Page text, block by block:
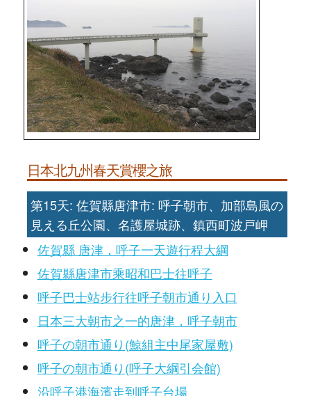
日本北九州春天賞櫻之旅
第15天: 佐賀縣唐津市: 呼子朝市、加部島風の
見える丘公園、名護屋城跡、鎮西町波戸岬
佐賀縣 唐津．呼子一天遊行程大綱
佐賀縣唐津市乘昭和巴士往呼子
呼子巴士站步行往呼子朝市通り入口
日本三大朝市之一的唐津．呼子朝市
呼子の朝市通り(鯨組主中尾家屋敷)
呼子の朝市通り(呼子大綱引会館)
沿呼子港海濱走到呼子台場